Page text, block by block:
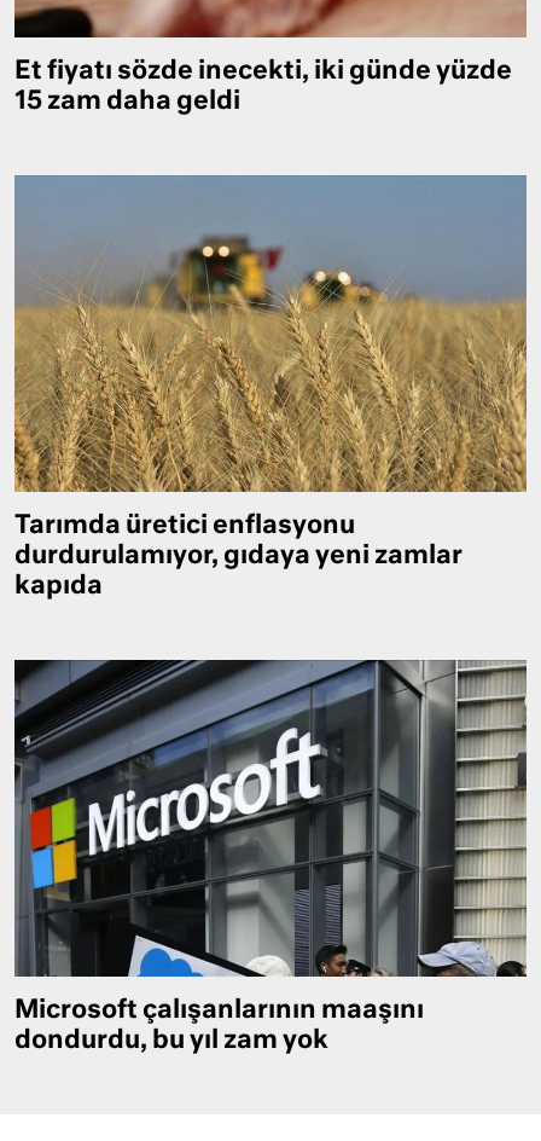
Et fiyatı sözde inecekti, iki günde yüzde
15 zam daha geldi
Tarımda üretici enflasyonu
durdurulamıyor, gıdaya yeni zamlar
kapıda
Microsoft çalışanlarının maaşını
dondurdu, bu yıl zam yok